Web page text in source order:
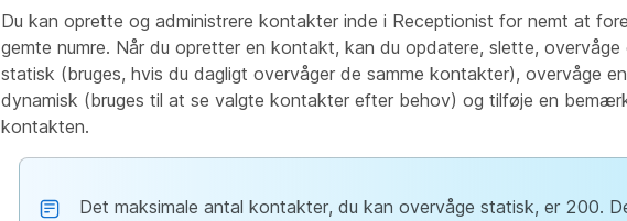
Du kan oprette og administrere kontakter inde i Receptionist for nemt at
gemte numre. Når du opretter en kontakt, kan du opdatere, slette,
statisk (bruges, hvis du dagligt overvåger de samme kontakter), overvåge
dynamisk (bruges til at se valgte kontakter efter behov) og tilføje en
kontakten.
Det maksimale antal kontakter, du kan overvåge statisk, er 200.